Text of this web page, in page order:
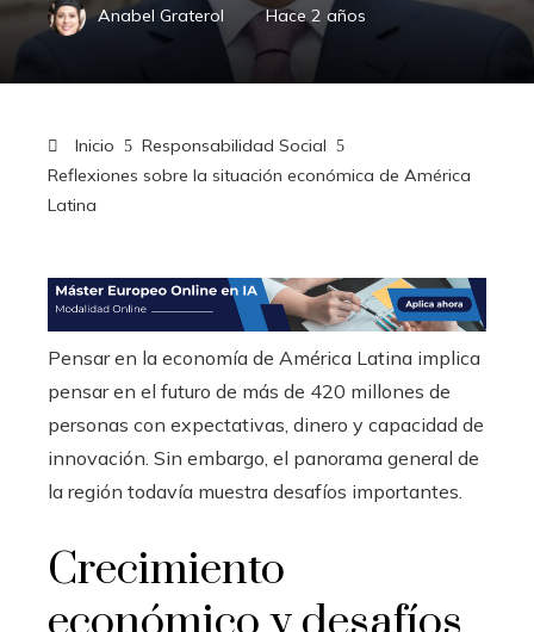
Anabel Graterol Hace 2 años
Inicio
Responsabilidad Social
Reflexiones sobre la situación económica de América
Latina
Pensar en la economía de América Latina implica
pensar en el futuro de más de 420 millones de
personas con expectativas, dinero y capacidad de
innovación. Sin embargo, el panorama general de
la región todavía muestra desafíos importantes.
Crecimiento